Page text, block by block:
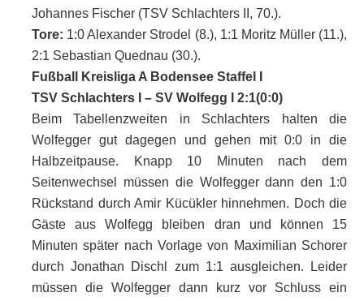
Johannes Fischer (TSV Schlachters II, 70.).
Tore: 1:0 Alexander Strodel (8.), 1:1 Moritz Müller (11.),
2:1 Sebastian Quednau (30.).
Fußball Kreisliga A Bodensee Staffel I
TSV Schlachters I – SV Wolfegg I 2:1(0:0)
Beim Tabellenzweiten in Schlachters halten die
Wolfegger gut dagegen und gehen mit 0:0 in die
Halbzeitpause. Knapp 10 Minuten nach dem
Seitenwechsel müssen die Wolfegger dann den 1:0
Rückstand durch Amir Kücükler hinnehmen. Doch die
Gäste aus Wolfegg bleiben dran und können 15
Minuten später nach Vorlage von Maximilian Schorer
durch Jonathan Dischl zum 1:1 ausgleichen. Leider
müssen die Wolfegger dann kurz vor Schluss ein